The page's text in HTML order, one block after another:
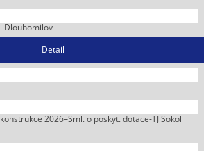
Dlouhomilov
Detail
2026–Sml. o poskyt. dotace-TJ Sokol